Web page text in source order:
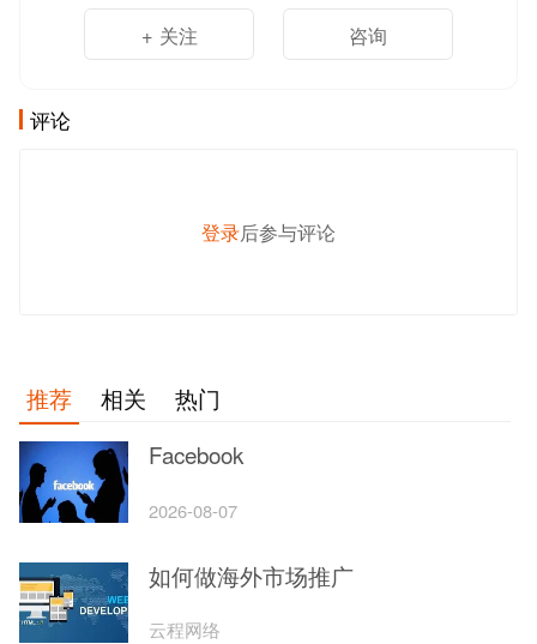
+ 关注 咨询
评论
登录后参与评论
推荐 相关
热门
Facebook
2026-08-07
如何做海外市场推广
云程网络